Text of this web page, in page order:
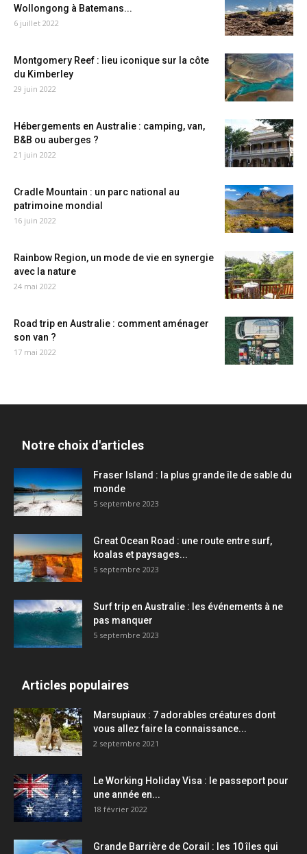
Wollongong à Batemans...
6 juillet 2022
Montgomery Reef : lieu iconique sur la côte
du Kimberley
29 juin 2022
Hébergements en Australie : camping, van,
B&B ou auberges ?
21 juin 2022
Cradle Mountain : un parc national au
patrimoine mondial
16 juin 2022
Rainbow Region, un mode de vie en synergie
avec la nature
24 mai 2022
Road trip en Australie : comment aménager
son van ?
17 mai 2022
Notre choix d'articles
Fraser Island : la plus grande île de sable du
monde
5 septembre 2023
Great Ocean Road : une route entre surf,
koalas et paysages...
5 septembre 2023
Surf trip en Australie : les événements à ne
pas manquer
5 septembre 2023
Articles populaires
Marsupiaux : 7 adorables créatures dont
vous allez faire la connaissance...
2 septembre 2021
Le Working Holiday Visa : le passeport pour
une année en...
18 février 2022
Grande Barrière de Corail : les 10 îles qui